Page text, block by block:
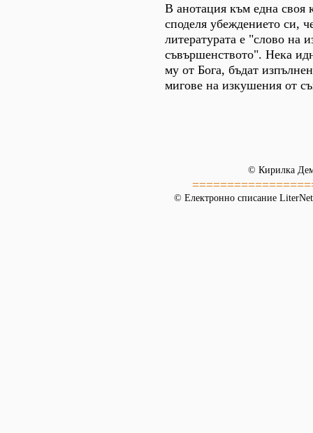
В анотация към една своя
споделя убеждението си,
литературата е "слово на
съвършенството". Нека
му от Бога, бъдат
мигове на изкушения от
© Кирилка
© Електронно списание